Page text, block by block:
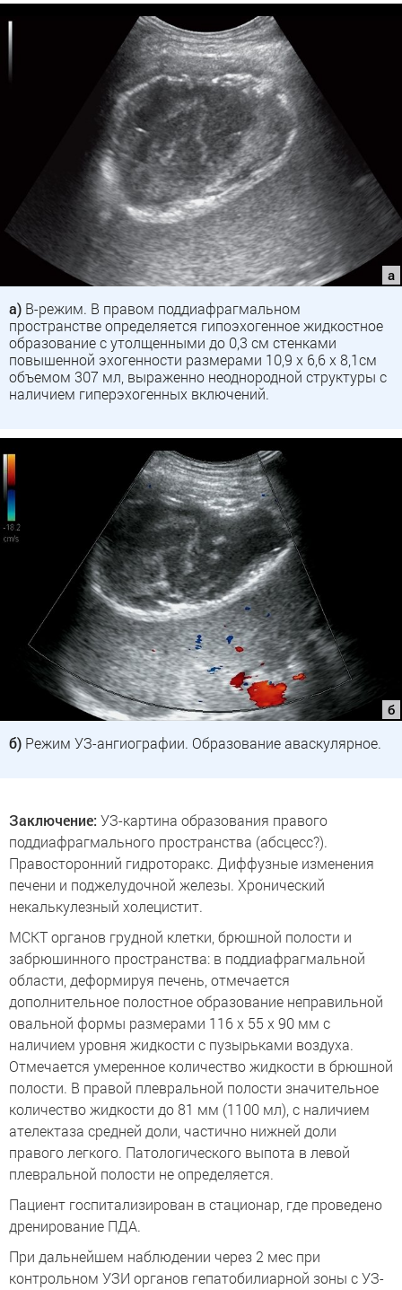
а) В-режим. В правом поддиафрагмальном
пространстве определяется гипоэхогенное жидкостное
образование с утолщенными до 0,3 см стенками
повышенной эхогенности размерами 10,9 х 6,6 х 8,1см
объемом 307 мл, выраженно неоднородной структуры с
наличием гиперэхогенных включений.
б) Режим УЗ-ангиографии. Образование аваскулярное.
Заключение: УЗ-картина образования правого
поддиафрагмального пространства (абсцесс?).
Правосторонний гидроторакс. Диффузные изменения
печени и поджелудочной железы. Хронический
некалькулезный холецистит.
МСКТ органов грудной клетки, брюшной полости и
забрюшинного пространства: в поддиафрагмальной
области, деформируя печень, отмечается
дополнительное полостное образование неправильной
овальной формы размерами 116 х 55 х 90 мм с
наличием уровня жидкости с пузырьками воздуха.
Отмечается умеренное количество жидкости в брюшной
полости. В правой плевральной полости значительное
количество жидкости до 81 мм (1100 мл), с наличием
ателектаза средней доли, частично нижней доли
правого легкого. Патологического выпота в левой
плевральной полости не определяется.
Пациент госпитализирован в стационар, где проведено
дренирование ПДА.
При дальнейшем наблюдении через 2 мес при
контрольном УЗИ органов гепатобилиарной зоны с УЗ-